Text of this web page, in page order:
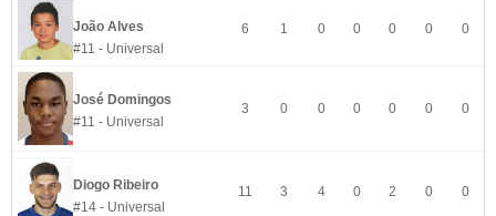
João Alves
#11 - Universal
6 1 0 0 0 0 0
José Domingos
#11 - Universal
3 0 0 0 0 0 0
Diogo Ribeiro
#14 - Universal
11 3 4 0 2 0 0